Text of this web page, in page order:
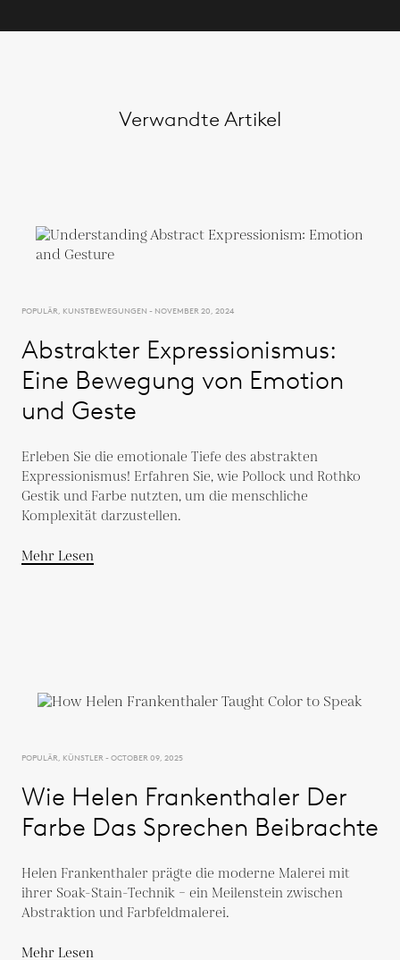
Verwandte Artikel
POPULÄR, KUNSTBEWEGUNGEN - NOVEMBER 20, 2024
Abstrakter Expressionismus:
Eine Bewegung von Emotion
und Geste
Erleben Sie die emotionale Tiefe des abstrakten
Expressionismus! Erfahren Sie, wie Pollock und Rothko
Gestik und Farbe nutzten, um die menschliche
Komplexität darzustellen.
Mehr Lesen
POPULÄR, KÜNSTLER - OCTOBER 09, 2025
Wie Helen Frankenthaler Der
Farbe Das Sprechen Beibrachte
Helen Frankenthaler prägte die moderne Malerei mit
ihrer Soak-Stain-Technik – ein Meilenstein zwischen
Abstraktion und Farbfeldmalerei.
Mehr Lesen